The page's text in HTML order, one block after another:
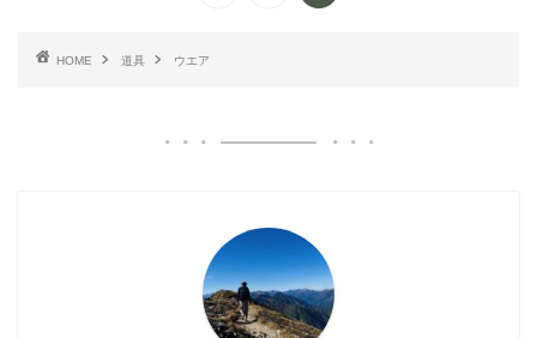
HOME 道具 ウエア